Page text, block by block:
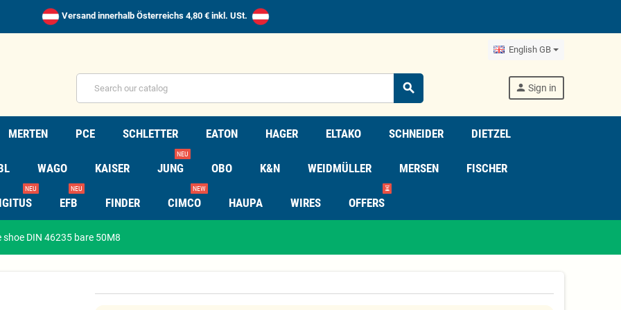
Versand innerhalb Österreichs 4,80 € inkl. USt.
English GB
search person Sign in
MERTEN PCE SCHLETTER EATON HAGER ELTAKO SCHNEIDER DIETZEL
WAGO KAISER JUNG
NEU
OBO K&N WEIDMÜLLER MERSEN FISCHER
NEU
EFB
NEU
FINDER CIMCO
NEW
HAUPA WIRES OFFERS
⏳
DIN 46235 bare 50M8